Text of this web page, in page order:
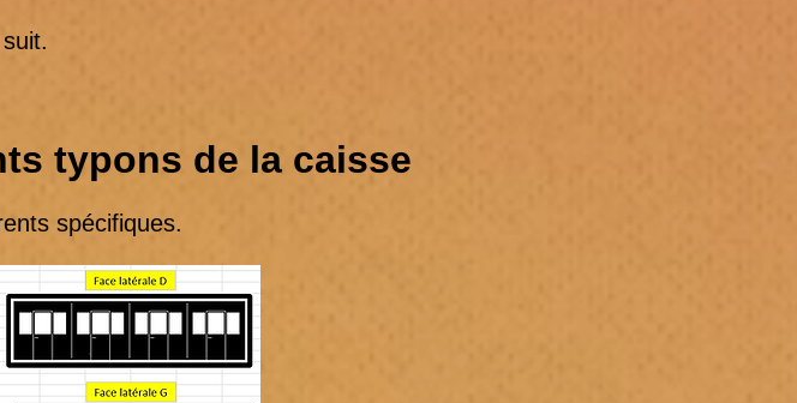
typons de la caisse
spécifiques.